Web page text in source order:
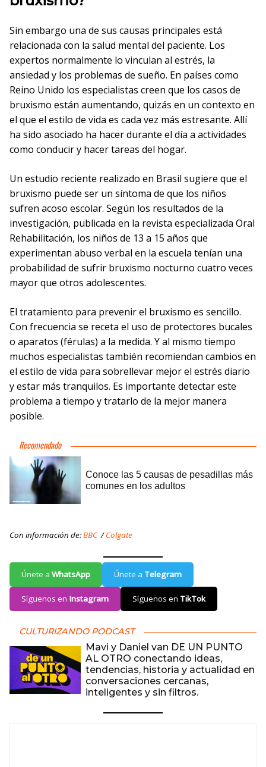
Sin embargo una de sus causas principales está
relacionada con la salud mental del paciente. Los
expertos normalmente lo vinculan al estrés, la
ansiedad y los problemas de sueño. En países como
Reino Unido los especialistas creen que los casos de
bruxismo están aumentando, quizás en un contexto en
el que el estilo de vida es cada vez más estresante. Allí
ha sido asociado ha hacer durante el día a actividades
como conducir y hacer tareas del hogar.
Un estudio reciente realizado en Brasil sugiere que el
bruxismo puede ser un síntoma de que los niños
sufren acoso escolar. Según los resultados de la
investigación, publicada en la revista especializada Oral
Rehabilitación, los niños de 13 a 15 años que
experimentan abuso verbal en la escuela tenían una
probabilidad de sufrir bruxismo nocturno cuatro veces
mayor que otros adolescentes.
El tratamiento para prevenir el bruxismo es sencillo.
Con frecuencia se receta el uso de protectores bucales
o aparatos (férulas) a la medida. Y al mismo tiempo
muchos especialistas también recomiendan cambios en
el estilo de vida para sobrellevar mejor el estrés diario
y estar más tranquilos. Es importante detectar este
problema a tiempo y tratarlo de la mejor manera
posible.
Con información de:BBC /Colgate
Únete a WhatsApp Únete a Telegram
Síguenos en Instagram Síguenos en TikTok
CULTURIZANDO PODCAST
Mavi y Daniel van DE UN PUNTO
AL OTRO conectando ideas,
tendencias, historia y actualidad en
conversaciones cercanas,
inteligentes y sin filtros.